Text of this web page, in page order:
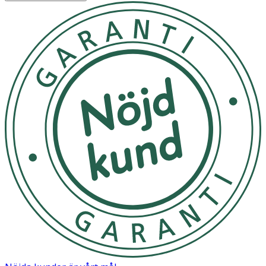
bad/svettning/handdukstorkning. Mängd för barn är 20
ml. För lite produkt reducerar skyddsnivån. Vistas inte för
länge i solen. Överexponering av solen utgör en
hälsorisk. Skydda späd och småbarn mot direkt solljus.
Låt absorberas helt.
TBD
OK för gravida och ammande:
Ja
Ingredienser:
Aqua, C12-15 Alkyl Benzoate, Glycerin, Alcohol Denat.,
Ethylhexyl Salicylate, Butylene Glycol
Dicaprylate/Dicaprate, Bis-Ethylhexyloxyphenol
Methoxyphenyl Triazine, Butyl
Methoxydibenzoylmethane, Dibutyl Adipate, Ethylhexyl
Triazone, Panthenol, Copernicia Cerifera Cera,
VP/Hexadecene Copolymer, Phenylbenzimidazole
Sulfonic Acid, Tocopheryl Acetate, Tetrasodium